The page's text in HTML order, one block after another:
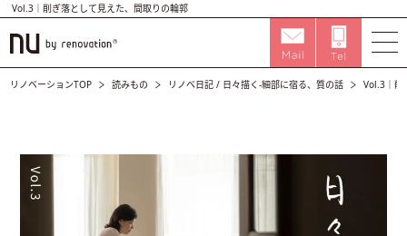
Vol.3｜削ぎ落として見えた、間取りの輪郭
リノベーションTOP 読みもの リノベ日記 / 日々描く-細部に宿る、質の話 Vol.3｜削